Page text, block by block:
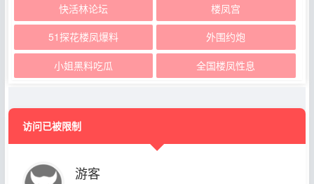
快活林论坛 楼凤宫
51探花楼凤爆料 外围约炮
小姐黑料吃瓜 全国楼凤性息
访问已被限制
游客